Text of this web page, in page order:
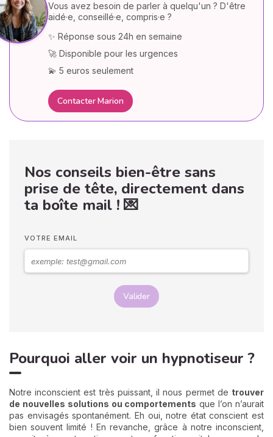
Vous avez besoin de parler à quelqu'un ? D'être
aidé·e, conseillé·e, compris·e ?
✨ Réponse sous 24h en semaine
🚀 Disponible pour les urgences
💫 5 euros seulement
Contacter Marion
Nos conseils bien-être sans
prise de tête, directement dans
ta boîte mail ! 💌
VOTRE EMAIL
Valider
Pourquoi aller voir un hypnotiseur ?
Notre inconscient est très puissant, il nous permet de trouver
de nouvelles solutions ou comportements que l’on n’aurait
pas envisagés spontanément. Eh oui, notre état conscient est
bien souvent limité ! En revanche, grâce à notre inconscient,